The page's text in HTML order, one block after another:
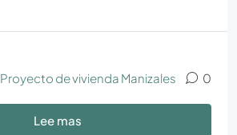
Proyecto de vivienda Manizales 0
Lee mas